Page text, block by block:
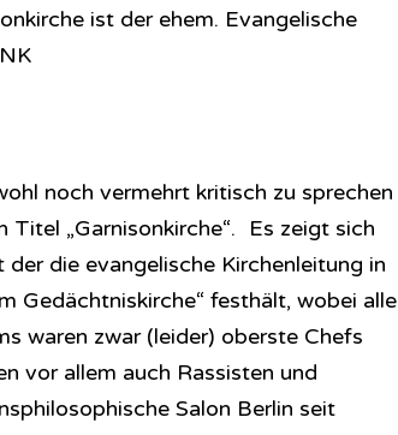
ist der ehem. Evangelische
noch vermehrt kritisch zu sprechen
Titel „Garnisonkirche“. Es zeigt sich
die evangelische Kirchenleitung in
Gedächtniskirche“ festhält, wobei alle
waren zwar (leider) oberste Chefs
vor allem auch Rassisten und
Salon Berlin seit